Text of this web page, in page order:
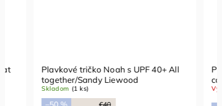
Plavkové tričko Noah s UPF 40+ All
together/Sandy Liewood
Skladom (1 ks)
comes